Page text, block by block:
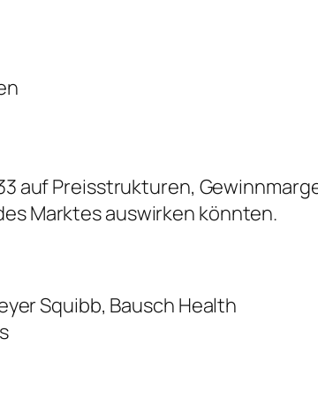
auf Preisstrukturen,
Marktes auswirken könnten.
Squibb, Bausch Health